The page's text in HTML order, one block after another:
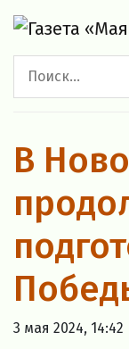
В
3 мая 2024, 14:42 |